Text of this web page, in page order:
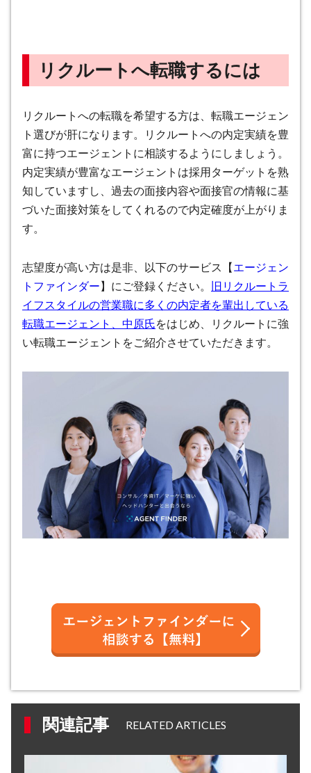
リクルートへ転職するには
リクルートへの転職を希望する方は、転職エージェン
ト選びが肝になります。リクルートへの内定実績を豊
富に持つエージェントに相談するようにしましょう。
内定実績が豊富なエージェントは採用ターゲットを熟
知していますし、過去の面接内容や面接官の情報に基
づいた面接対策をしてくれるので内定確度が上がりま
す。
志望度が高い方は是非、以下のサービス【 エージェン
トファインダー 】にご登録ください。
旧リクルートラ
イフスタイルの営業職に多くの内定者を輩出している
転職エージェント、中原氏をはじめ、リクルートに強
い転職エージェントをご紹介させていただきます。
関連記事 RELATED ARTICLES